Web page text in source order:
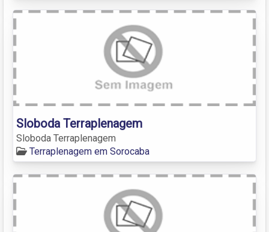
Sloboda Terraplenagem
Sloboda Terraplenagem
Terraplenagem em Sorocaba